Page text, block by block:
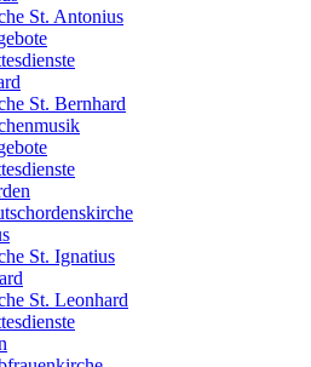
St. Antonius
St. Bernhard
St. Ignatius
St. Leonhard